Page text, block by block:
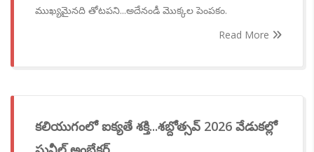
ముఖ్యమైనది తోటపని...అదేనండీ మొక్కల పెంపకం.
Read More
కలియుగంలో ఐక్యతే శక్తి...శబ్దోత్సవ్ 2026 వేడుకల్లో